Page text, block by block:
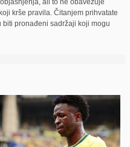
ali to ne obavezuje
krše pravila. Čitanjem prihvatate
pronađeni sadržaji koji mogu